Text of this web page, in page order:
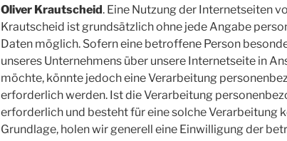
Oliver Krautscheid. Eine Nutzung der Internetseiten
Krautscheid ist grundsätzlich ohne jede Angabe
Daten möglich. Sofern eine betroffene Person
unseres Unternehmens über unsere Internetseite in
möchte, könnte jedoch eine Verarbeitung
erforderlich werden. Ist die Verarbeitung
erforderlich und besteht für eine solche Verarbeitung
Grundlage, holen wir generell eine Einwilligung der